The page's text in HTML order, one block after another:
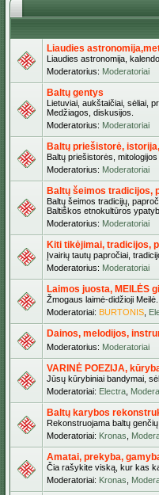
Liaudies
Liaudies astronomija,
Moderatorius: Moderatoriai
Baltų gentys
Lietuviai, aukštaičiai, sėliai,
Medžiagos, diskusijos.
Moderatorius: Moderatoriai
Baltų priešistorė,
Baltų priešistorės,
Moderatorius: Moderatoriai
Baltų šeimos tradicijos,
Baltų šeimos tradicijų,
Baltiškos etnokultūros
Moderatorius: Moderatoriai
Kiti tikėjimai, tradicijos,
Įvairių tautų papročiai,
Moderatorius: Moderatoriai
Laimos juosta, MEILĖS
Žmogaus laimė-didžioji Meilė.
Moderatoriai: BURTONIS
Dainos, melodijos,
Moderatorius: Moderatoriai
VARINĖ POEZIJA,
Jūsų kūrybiniai bandymai,
Moderatoriai: Electra
Baltų karybos
Rekonstruojama baltų
Moderatoriai: Kronas
Amatai, prekyba,
Čia rašykite viską, kur kas
Moderatoriai: Kronas